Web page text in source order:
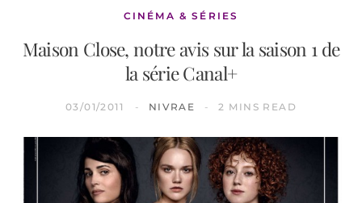
CINÉMA & SÉRIES
Maison Close, notre avis sur la saison 1 de
la série Canal+
03/01/2011 NIVRAE 2 MINS READ